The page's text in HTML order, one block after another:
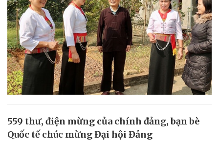
559 thư, điện mừng của chính đảng, bạn bè
Quốc tế chúc mừng Đại hội Đảng